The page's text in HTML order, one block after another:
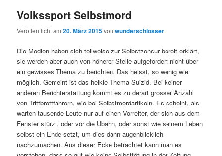
Volkssport Selbstmord
Veröffentlicht am20. März 2015vonwunderschlosser
Die Medien haben sich teilweise zur Selbstzensur bereit erklärt,
sie werden aber auch von höherer Stelle aufgefordert nicht über
ein gewisses Thema zu berichten. Das heisst, so wenig wie
möglich. Gemeint ist das heikle Thema Suizid. Bei keiner
anderen Berichterstattung kommt es zu derart grosser Anzahl
von Trittbrettfahrern, wie bei Selbstmordartikeln. Es scheint, als
warten tausende Leute nur auf einen Vorreiter, der sich aus dem
Fenster stürzt, oder vor die Ubahn, oder sonst wie seinem Leben
selbst ein Ende setzt, um dies dann augenblicklich
nachzumachen. Aus dieser Ecke betrachtet kann man es